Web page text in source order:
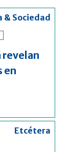
& Sociedad
revelan
en
Etcétera